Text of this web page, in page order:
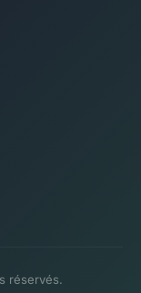
réservés.